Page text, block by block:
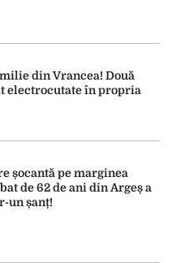
din Vrancea! Două
electrocutate în propria
șocantă pe marginea
de 62 de ani din Argeș a
un șanț!